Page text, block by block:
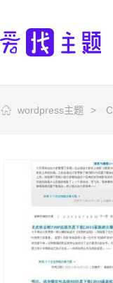
wordpress主题 >